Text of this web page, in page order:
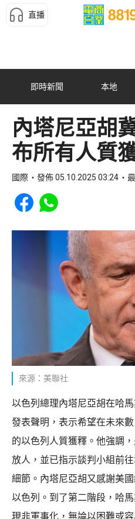
直播
即時新聞 本地
內塔尼亞胡
布所有人質
國際 發佈 05.10.2025 03:24
Share to Facebook
Share to WhatsApp
來源：美聯社
以色列總理內塔尼亞胡在哈
發表聲明，表示希望在未來
的以色列人質獲釋。他強調
放人，並已指示談判小組前
細節。內塔尼亞胡又感謝美
以色列。到了第二階段，哈
現非軍事化，無論以困難或